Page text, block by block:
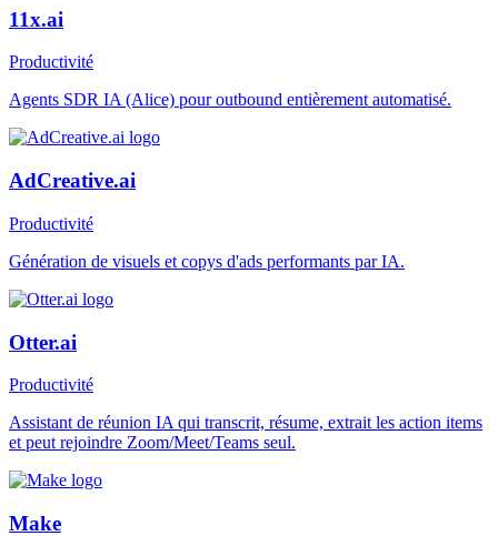
11x.ai
Productivité
Agents SDR IA (Alice) pour outbound entièrement automatisé.
AdCreative.ai
Productivité
Génération de visuels et copys d'ads performants par IA.
Otter.ai
Productivité
Assistant de réunion IA qui transcrit, résume, extrait les action items
et peut rejoindre Zoom/Meet/Teams seul.
Make